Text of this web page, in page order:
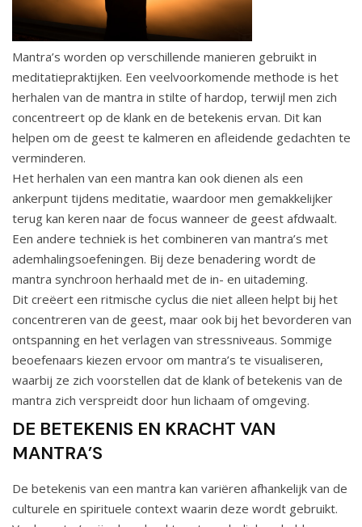
Mantra’s worden op verschillende manieren gebruikt in
meditatiepraktijken. Een veelvoorkomende methode is het
herhalen van de mantra in stilte of hardop, terwijl men zich
concentreert op de klank en de betekenis ervan. Dit kan
helpen om de geest te kalmeren en afleidende gedachten te
verminderen.
Het herhalen van een mantra kan ook dienen als een
ankerpunt tijdens meditatie, waardoor men gemakkelijker
terug kan keren naar de focus wanneer de geest afdwaalt.
Een andere techniek is het combineren van mantra’s met
ademhalingsoefeningen. Bij deze benadering wordt de
mantra synchroon herhaald met de in- en uitademing.
Dit creëert een ritmische cyclus die niet alleen helpt bij het
concentreren van de geest, maar ook bij het bevorderen van
ontspanning en het verlagen van stressniveaus. Sommige
beoefenaars kiezen ervoor om mantra’s te visualiseren,
waarbij ze zich voorstellen dat de klank of betekenis van de
mantra zich verspreidt door hun lichaam of omgeving.
DE BETEKENIS EN KRACHT VAN
MANTRA’S
De betekenis van een mantra kan variëren afhankelijk van de
culturele en spirituele context waarin deze wordt gebruikt.